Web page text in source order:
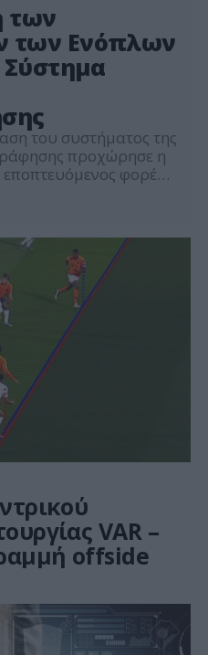
των
των Ενόπλων
του συστήματος της
προχώρησε η
φορέας
που ανήκουν
Ενόπλων Δυνάμεων.
το σύστημα
την καταχώριση […]
VAR –
offside